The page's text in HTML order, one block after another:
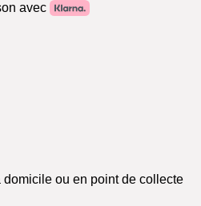
avec
domicile ou en point de collecte